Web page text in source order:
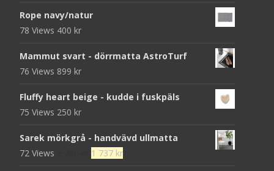
Rope navy/natur
78 Views 400 kr
Mammut svart - dörrmatta AstroTurf
76 Views 899 kr
Fluffy heart beige - kudde i fuskpäls
75 Views 250 kr
Sarek mörkgrå - handvävd ullmatta
72 Views
Det
1 737 krDet